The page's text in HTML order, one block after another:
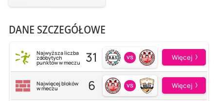
DANE SZCZEGÓŁOWE
Najwyższa liczba
zdobytych
punktów w meczu 31 vs Więcej
Najwięcej bloków
w meczu 6 vs Więcej